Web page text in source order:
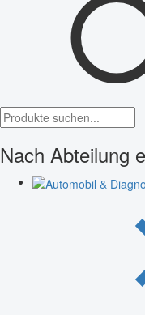
Nach Abteilung